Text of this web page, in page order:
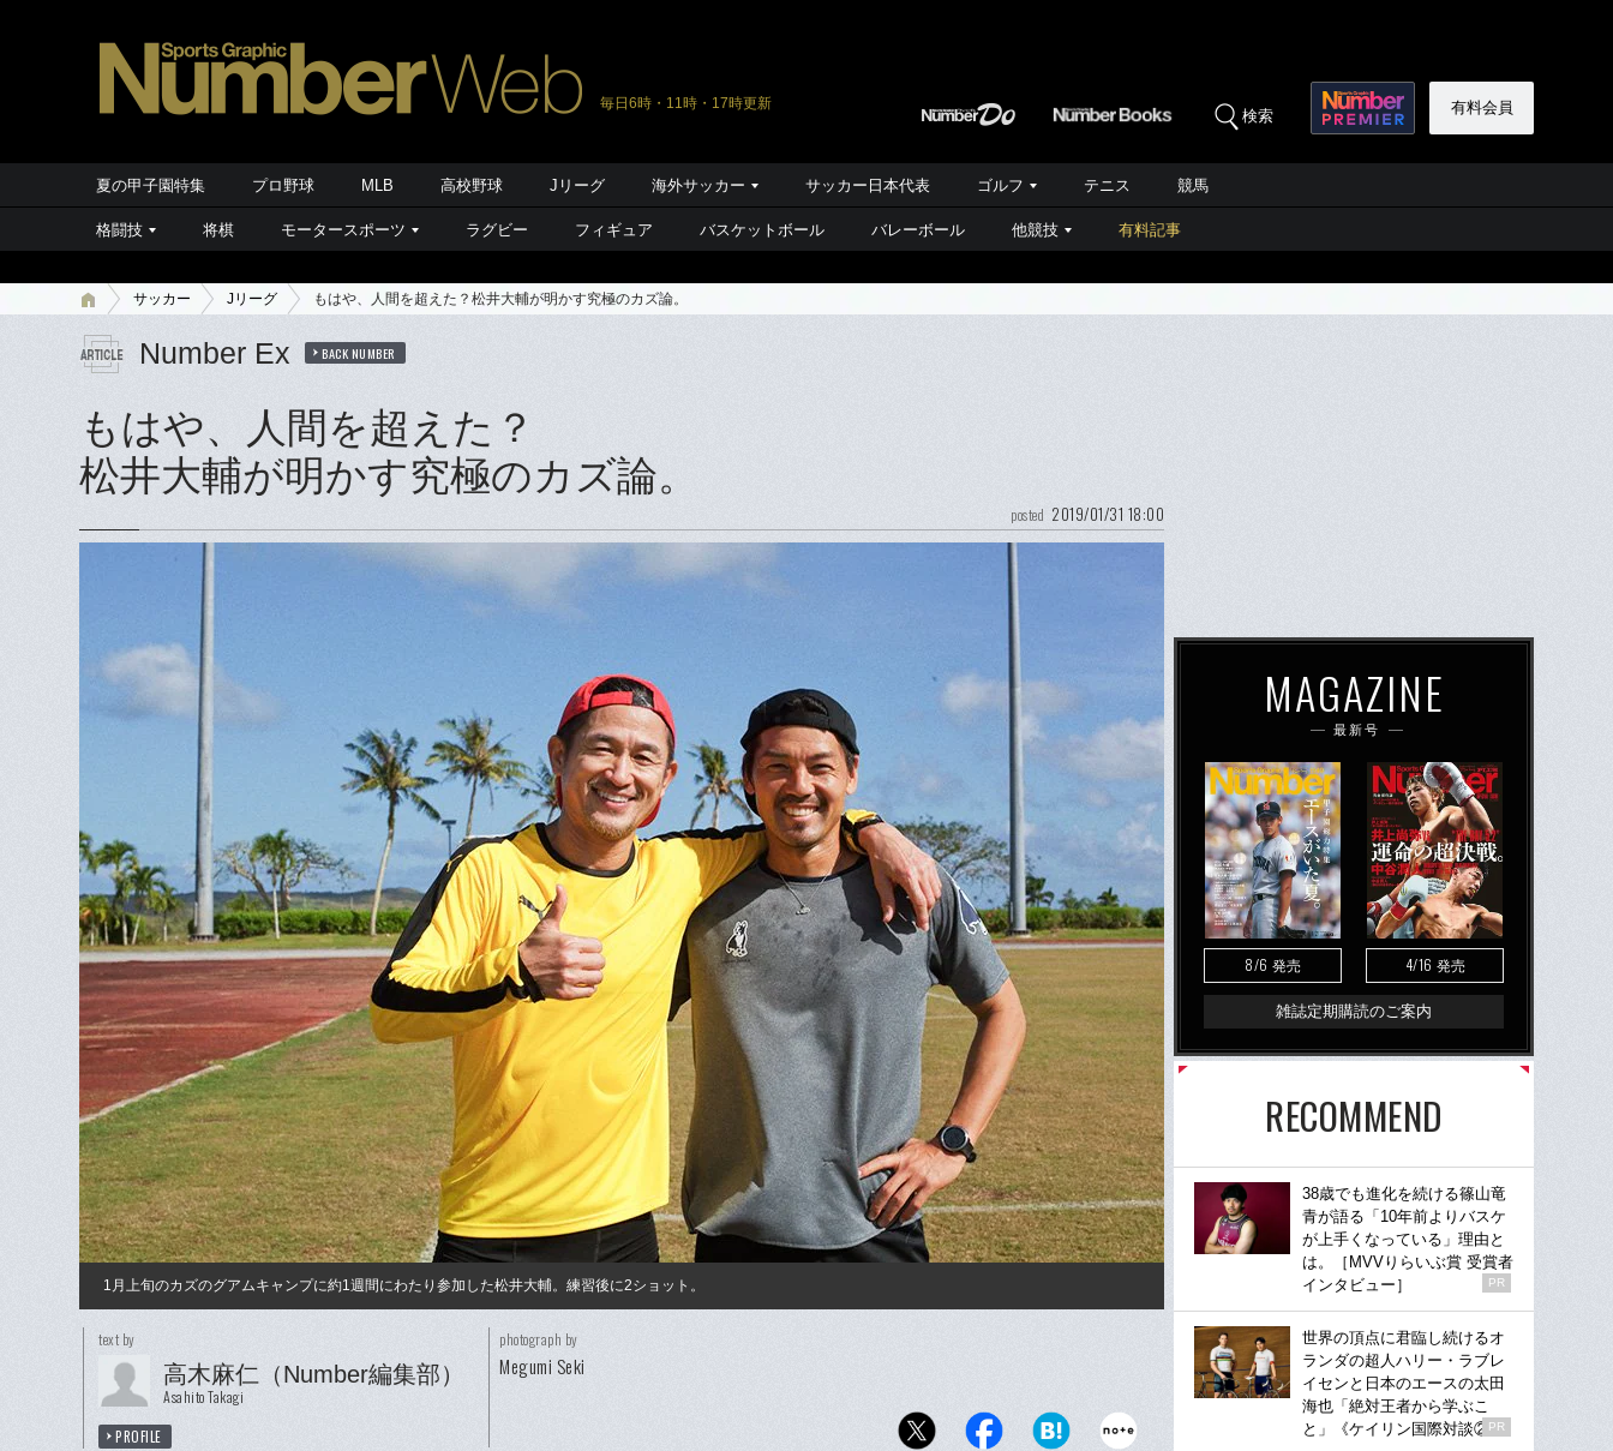
毎日6時・11時・17時更新
検索 有料会員
夏の甲子園特集 プロ野球 MLB 高校野球 Jリーグ 海外サッカー サッカー日本代表 ゴルフ テニス 競馬
格闘技 将棋 モータースポーツ ラグビー フィギュア バスケットボール バレーボール 他競技 有料記事
サッカー Jリーグ もはや、人間を超えた？松井大輔が明かす究極のカズ論。
Number Ex BACK NUMBER
もはや、人間を超えた？
松井大輔が明かす究極のカズ論。
posted 2019/01/31 18:00
1月上旬のカズのグアムキャンプに約1週間にわたり参加した松井大輔。練習後に2ショット。
text by
高木麻仁（Number編集部）
Asahito Takagi
PROFILE
photograph by
Megumi Seki
MAGAZINE
最新号
8/6 発売 4/16 発売
雑誌定期購読のご案内
RECOMMEND
38歳でも進化を続ける篠山竜
青が語る「10年前よりバスケ
が上手くなっている」理由と
は。［MVVりらいぶ賞 受賞者
インタビュー］
PR
世界の頂点に君臨し続けるオ
ランダの超人ハリー・ラブレ
イセンと日本のエースの太田
海也「絶対王者から学ぶこ
と」《ケイリン国際対談②》
PR